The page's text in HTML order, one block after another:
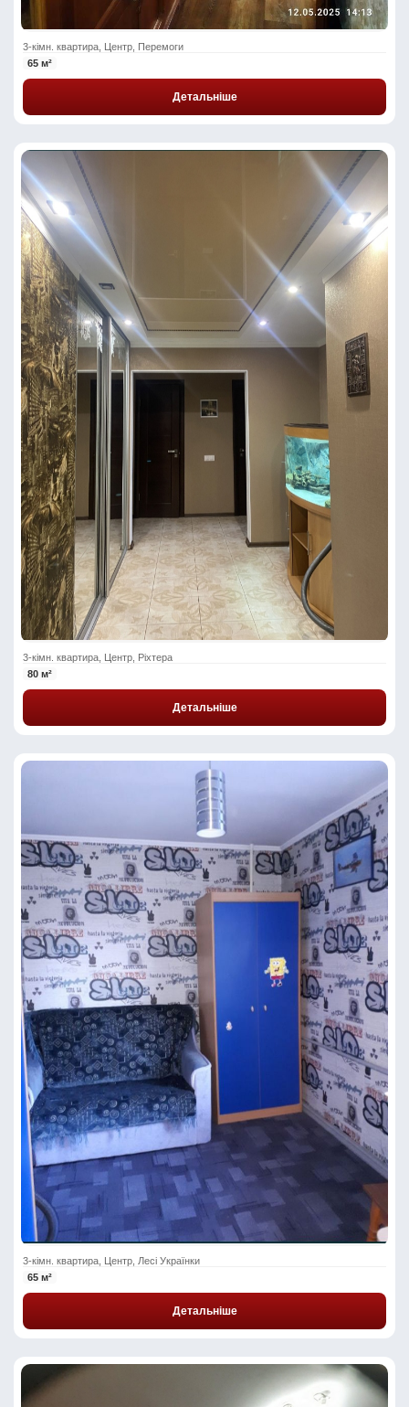
3-кімн. квартира, Центр, Перемоги
65 м²
Детальніше
3-кімн. квартира, Центр, Ріхтера
80 м²
Детальніше
3-кімн. квартира, Центр, Лесі Українки
65 м²
Детальніше